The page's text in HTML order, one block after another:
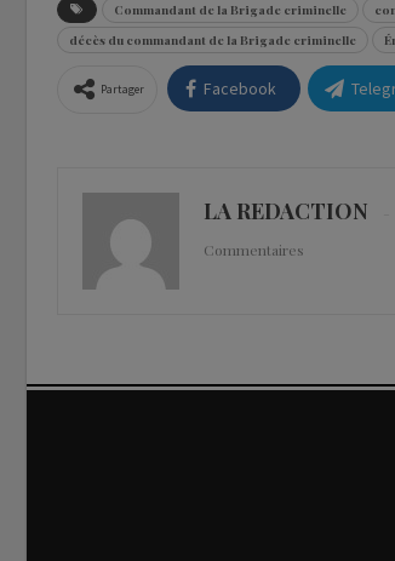
Commandant de la Brigade criminelle
décès du commandant de la Brigade criminelle
Partager Facebook
LA REDACTION
Commentaires